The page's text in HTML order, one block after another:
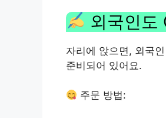
외국인도
자리에 앉으면, 외국
준비되어 있어요.
주문 방법: